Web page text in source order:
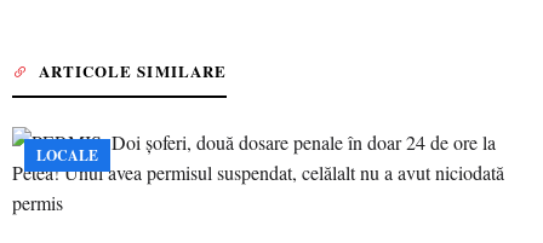
ARTICOLE SIMILARE
LOCALE